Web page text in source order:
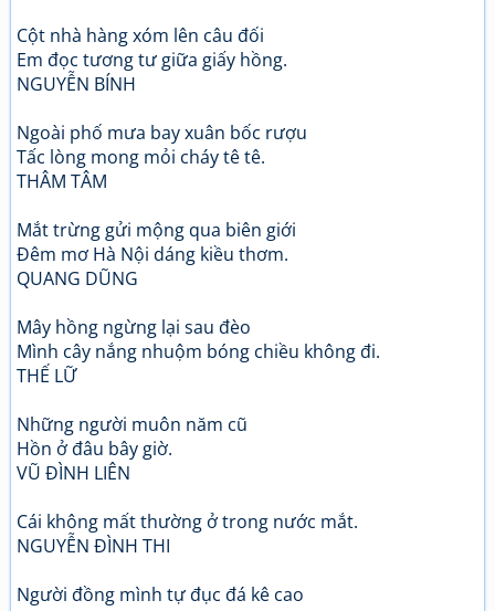
Cột nhà hàng xóm lên câu đối
Em đọc tương tư giữa giấy hồng.
NGUYỄN BÍNH
Ngoài phố mưa bay xuân bốc rượu
Tấc lòng mong mỏi cháy tê tê.
THÂM TÂM
Mắt trừng gửi mộng qua biên giới
Đêm mơ Hà Nội dáng kiều thơm.
QUANG DŨNG
Mây hồng ngừng lại sau đèo
Mình cây nắng nhuộm bóng chiều không đi.
THẾ LỮ
Những người muôn năm cũ
Hồn ở đâu bây giờ.
VŨ ĐÌNH LIÊN
Cái không mất thường ở trong nước mắt.
NGUYỄN ĐÌNH THI
Người đồng mình tự đục đá kê cao